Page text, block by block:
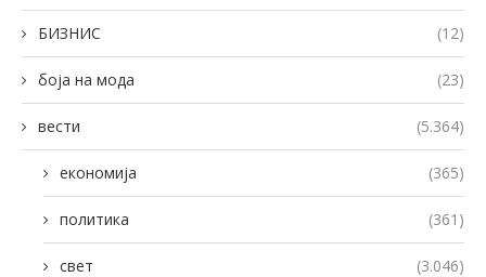
БИЗНИС (12)
боја на мода (23)
вести (5.364)
економија (365)
политика (361)
свет (3.046)